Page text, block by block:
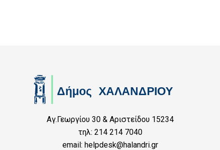
Αγ.Γεωργίου 30 & Αριστείδου 15234
τηλ: 214 214 7040
email: helpdesk@halandri.gr